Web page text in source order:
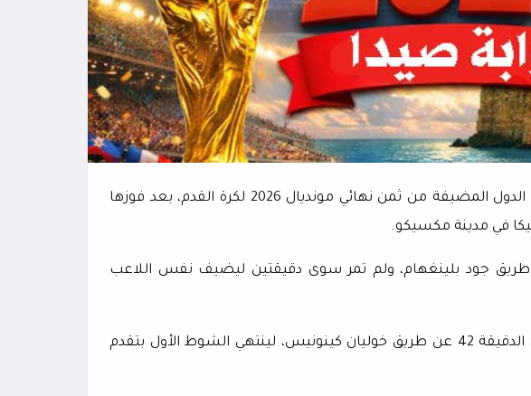
أقصت إنجلترا منقوصة العدد المكسيك إحدى الدول المضيفة من ثمن نهائي مونديال 2026 لكرة القدم، بعد فوزها
المنتخب الإنجليزي في الدقيقة 36 عن طريق جود بلينغهام، ولم تمر سوى دقيقتين ليضيف نفس اللاعب
ونجح منتخب المكسيك في تقليص الفارق في الدقيقة 42 عن طريق خوليان كينونيس، لينتهي الشوط الأول بتقدم